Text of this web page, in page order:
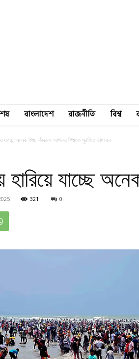
বাংলাদেশ রাজনীতি বিশ্ব
যাচ্ছে অনেক শিশু, কীভাবে আপনার শিশুকে সুরক্ষিত রাখবেন
হারিয়ে যাচ্ছে
321 0